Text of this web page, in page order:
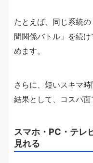
たとえば、同じ系統
間関係バトル」を続
めます。
さらに、短いスキマ時
結果として、コスパ面
スマホ・PC・テレ
見れる